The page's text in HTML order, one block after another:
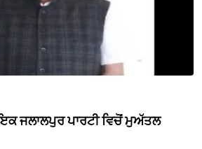
ਜਲਾਲਪੁਰ ਪਾਰਟੀ ਵਿਚੋਂ ਮੁਅੱਤਲ